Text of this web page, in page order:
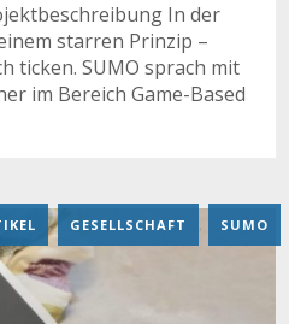
In der
starren Prinzip –
ticken. SUMO sprach mit
im Bereich Game-Based
, GESELLSCHAFT , SUMO